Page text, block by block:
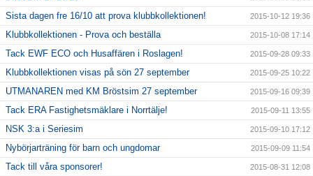
Sista dagen fre 16/10 att prova klubbkollektionen! 2015-10-12 19:36
Klubbkollektionen - Prova och beställa 2015-10-08 17:14
Tack EWF ECO och Husaffären i Roslagen! 2015-09-28 09:33
Klubbkollektionen visas på sön 27 september 2015-09-25 10:22
UTMANAREN med KM Bröstsim 27 september 2015-09-16 09:39
Tack ERA Fastighetsmäklare i Norrtälje! 2015-09-11 13:55
NSK 3:a i Seriesim 2015-09-10 17:12
Nybörjarträning för barn och ungdomar 2015-09-09 11:54
Tack till våra sponsorer! 2015-08-31 12:08